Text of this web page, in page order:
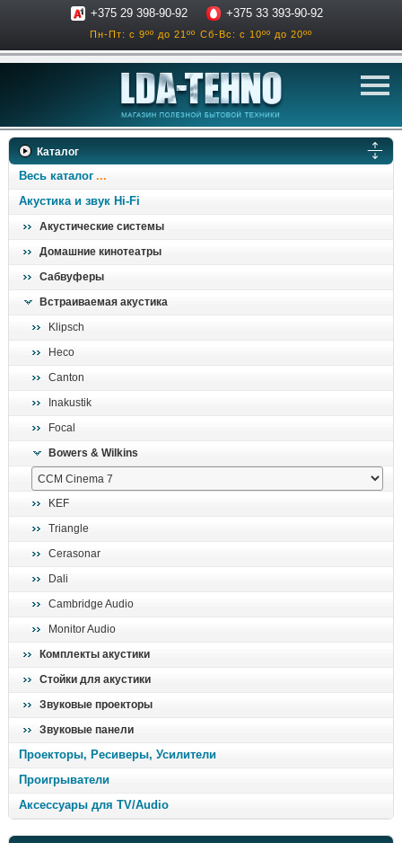
+375 29 398-90-92 +375 33 393-90-92
Пн-Пт: с 9ºº до 21ºº Сб-Вс: с 10ºº до 20ºº
телевизоры
ресиверы, усилители
проигрыватели
Каталог
Весь каталог
Акустика и звук Hi-Fi
Акустические системы
Домашние кинотеатры
Сабвуферы
Встраиваемая акустика
Klipsch
Heco
Canton
Inakustik
Focal
Bowers & Wilkins
KEF
Triangle
Cerasonar
Dali
Cambridge Audio
Monitor Audio
Комплекты акустики
Стойки для акустики
Звуковые проекторы
Звуковые панели
Проекторы, Ресиверы, Усилители
Проигрыватели
Аксессуары для TV/Audio